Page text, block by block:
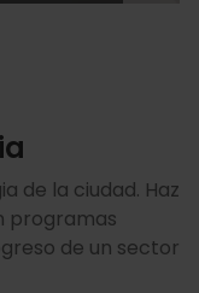
de la ciudad. Haz
programas
de un sector